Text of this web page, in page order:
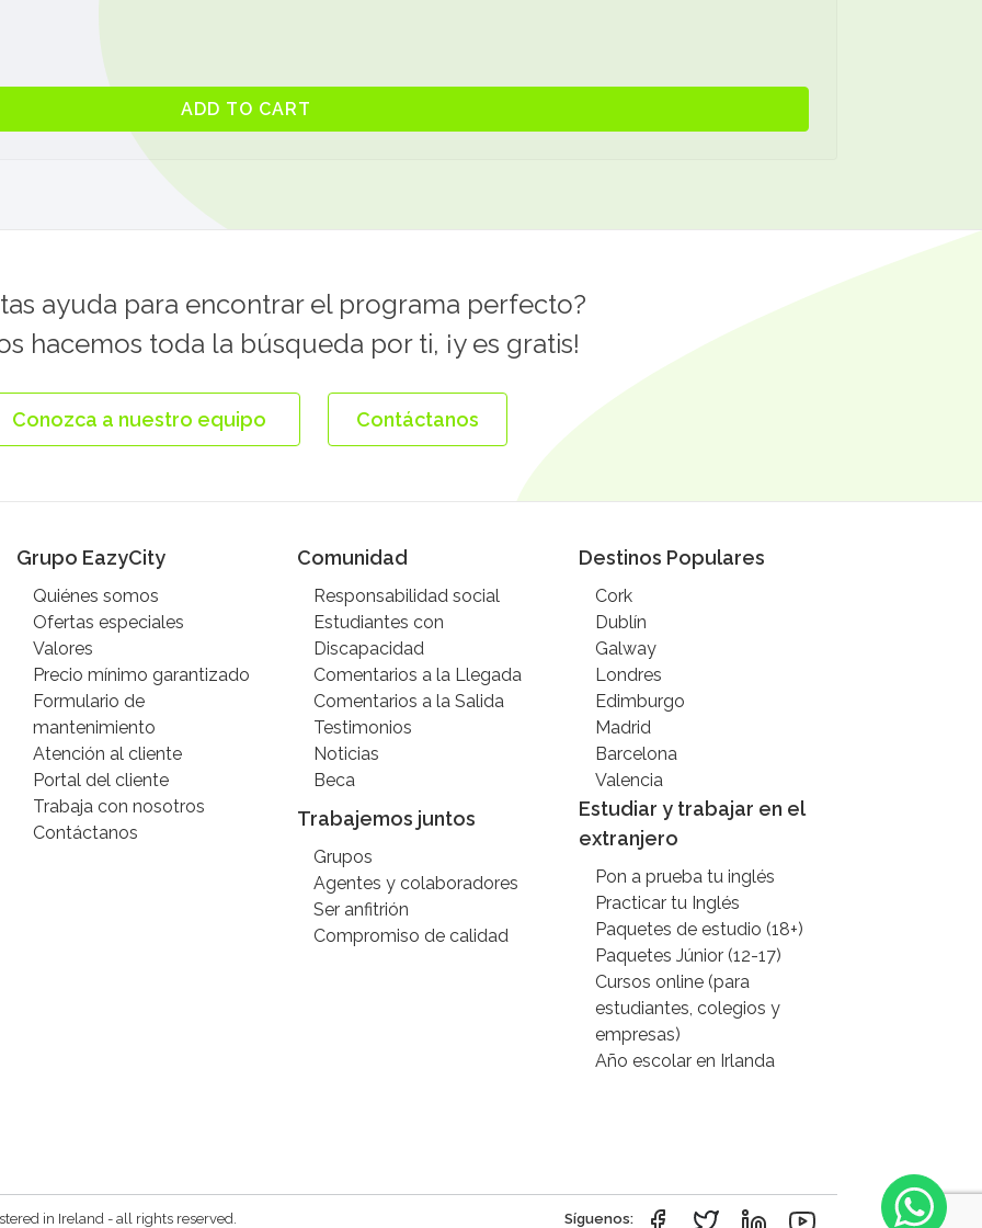
ADD TO CART
ayuda para encontrar el programa perfecto?
hacemos toda la búsqueda por ti, ¡y es gratis!
Conozca a nuestro equipo Contáctanos
Grupo EazyCity
Quiénes somos
Ofertas especiales
Valores
Precio mínimo garantizado
Formulario de
mantenimiento
Atención al cliente
Portal del cliente
Trabaja con nosotros
Contáctanos
Comunidad
Responsabilidad social
Estudiantes con
Discapacidad
Comentarios a la Llegada
Comentarios a la Salida
Testimonios
Noticias
Beca
Trabajemos juntos
Grupos
Agentes y colaboradores
Ser anfitrión
Compromiso de calidad
Destinos Populares
Cork
Dublín
Galway
Londres
Edimburgo
Madrid
Barcelona
Valencia
Estudiar y trabajar en el
extranjero
Pon a prueba tu inglés
Practicar tu Inglés
Paquetes de estudio (18+)
Paquetes Júnior (12-17)
Cursos online (para
estudiantes, colegios y
empresas)
Año escolar en Irlanda
in Ireland - all rights reserved. Síguenos: